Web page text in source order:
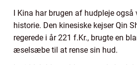
I Kina har brugen af hudpleje
historie. Den kinesiske kejser Qin
regerede i år 221 f.Kr., brugte en
æselsæbe til at rense sin hud.